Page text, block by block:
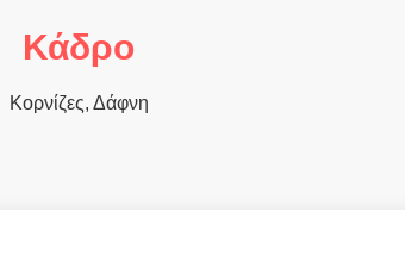
Κάδρο
Κορνίζες, Δάφνη